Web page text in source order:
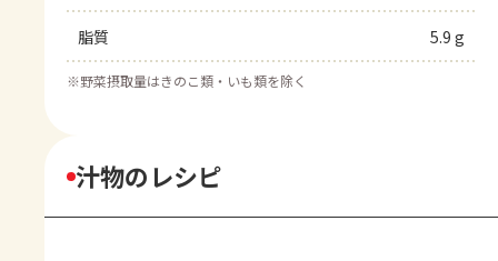
脂質 5.9 g
※野菜摂取量はきのこ類・いも類を除く
汁物のレシピ